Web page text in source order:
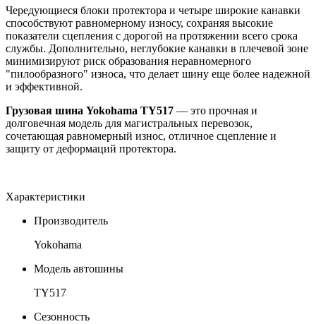
Чередующиеся блоки протектора и четыре широкие канавки
способствуют равномерному износу, сохраняя высокие
показатели сцепления с дорогой на протяжении всего срока
службы. Дополнительно, неглубокие канавки в плечевой зоне
минимизируют риск образования неравномерного
"пилообразного" износа, что делает шину еще более надежной
и эффективной.
Грузовая шина Yokohama TY517 — это прочная и
долговечная модель для магистральных перевозок,
сочетающая равномерный износ, отличное сцепление и
защиту от деформаций протектора.
Характеристики
Производитель
Yokohama
Модель автошины
TY517
Сезонность